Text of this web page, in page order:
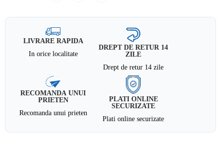
LIVRARE RAPIDA
In orice localitate
DREPT DE RETUR 14
ZILE
Drept de retur 14 zile
RECOMANDA UNUI
PRIETEN
Recomanda unui prieten
PLATI ONLINE
SECURIZATE
Plati online securizate